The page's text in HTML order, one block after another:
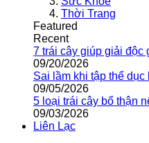
Thời Trang
Featured
Recent
7 trái cây giúp giải độc
09/20/2026
Sai lầm khi tập thể
09/05/2026
5 loại trái cây bổ thận
09/03/2026
Liên Lạc